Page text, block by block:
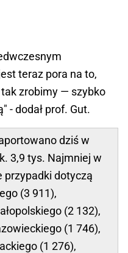
teraz pora na to,
zrobimy — szybko
- dodał prof. Gut.
dziś w
3,9 tys. Najmniej w
przypadki dotyczą
(3 911),
(2 132),
(1 746),
(1 276),